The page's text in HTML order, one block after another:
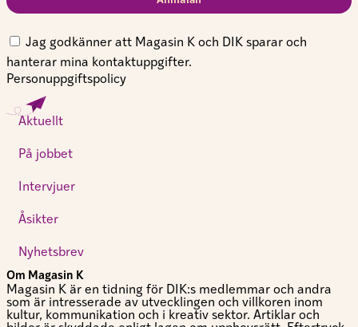
Jag godkänner att Magasin K och DIK sparar och
hanterar mina kontaktuppgifter.
Personuppgiftspolicy
Aktuellt
På jobbet
Intervjuer
Åsikter
Nyhetsbrev
Om Magasin K
Magasin K är en tidning för DIK:s medlemmar och andra
som är intresserade av utvecklingen och villkoren inom
kultur, kommunikation och i kreativ sektor. Artiklar och